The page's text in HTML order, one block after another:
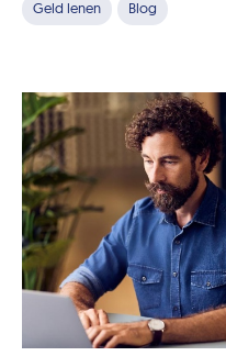
Geld lenen Blog